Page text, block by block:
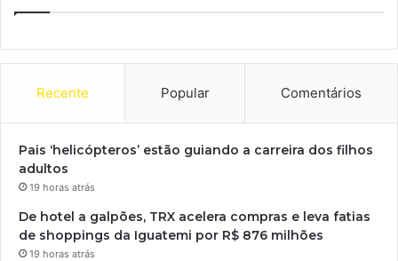
Recente Popular Comentários
Pais ‘helicópteros’ estão guiando a carreira dos filhos
adultos
19 horas atrás
De hotel a galpões, TRX acelera compras e leva fatias
de shoppings da Iguatemi por R$ 876 milhões
19 horas atrás